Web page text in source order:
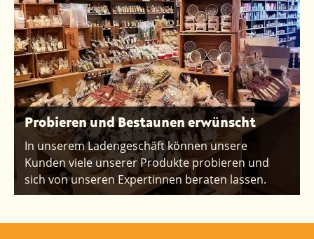
Probieren und Bestaunen erwünscht
In unserem Ladengeschäft können unsere
Kunden viele unserer Produkte probieren und
sich von unseren Expertinnen beraten lassen.